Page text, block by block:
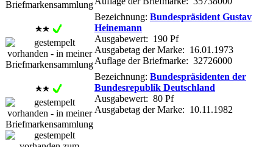
Bezeichnung: Bundespräsident Gustav
Heinemann
Ausgabewert: 190 Pf
Ausgabetag der Marke: 16.01.1973
Auflage der Briefmarke: 32726000
Bezeichnung: Bundespräsidenten der
Bundesrepublik Deutschland
Ausgabewert: 80 Pf
Ausgabetag der Marke: 10.11.1982